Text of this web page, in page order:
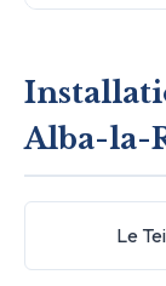
Alba-la-
Le